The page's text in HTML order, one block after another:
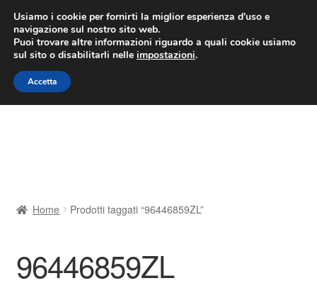
CONSEGNA da 7 EUR
Lun-Ven 9:00 - 16:00/800 580 290
Vai
alla
navigazione
Vai
al
contenuto
Contatto
Home Prodotti taggati “96446859ZL”
96446859ZL
Usiamo i cookie per fornirti la miglior esperienza d'uso e
navigazione sul nostro sito web.
Puoi trovare altre informazioni riguardo a quali cookie usiamo
sul sito o disabilitarli nelle impostazioni.
Accetta